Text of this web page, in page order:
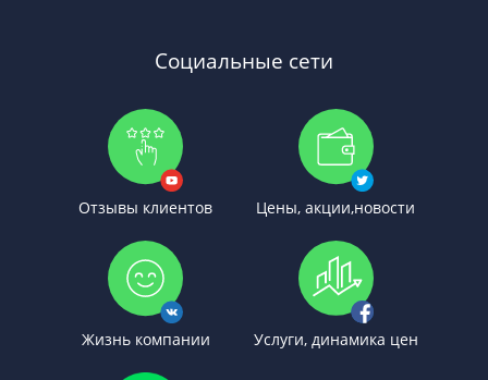
Социальные сети
Отзывы клиентов Цены, акции,новости
Жизнь компании Услуги, динамика цен